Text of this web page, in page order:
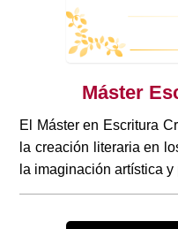
Máster
El Máster en Escritura
la creación literaria en
la imaginación artística